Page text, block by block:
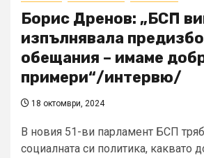
Борис Дренов: „БСП
изпълнявала
обещания – имаме
примери“/интервю/
18 октомври, 2024
В новия 51-ви парламент БСП
социалната си политика, каквато